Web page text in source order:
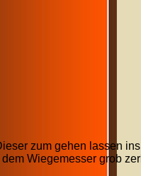
zum gehen lassen
Wiegemesser grob